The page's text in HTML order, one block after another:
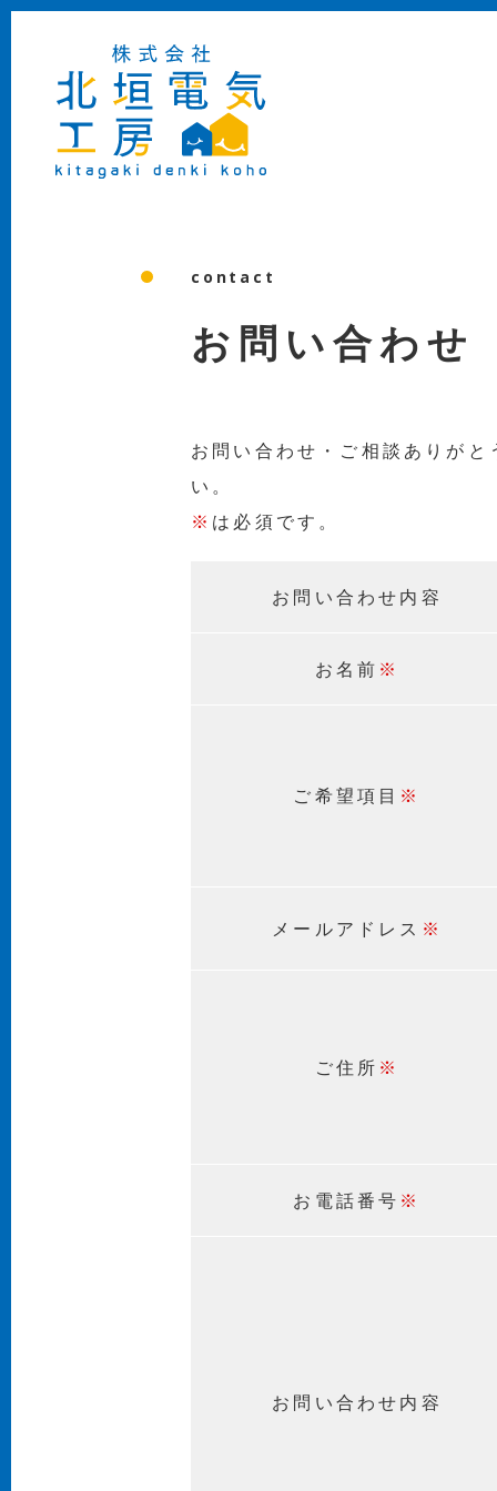
contact
お問い合わせ
お問い合わせ・ご相談ありが
い。
※ は必須です。
お問い合わせ内容
お名前 ※
ご希望項目 ※
メールアドレス ※
ご住所 ※
お電話番号 ※
お問い合わせ内容